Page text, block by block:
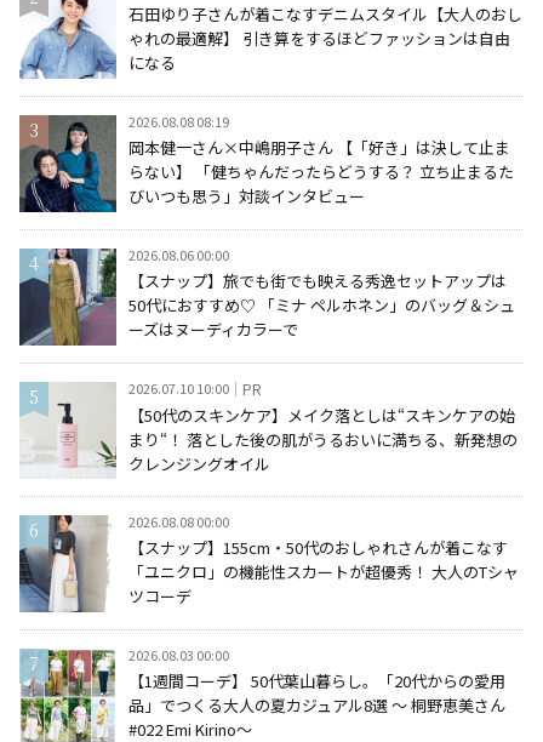
石田ゆり子さんが着こなすデニムスタイル【大人のおし
ゃれの最適解】 引き算をするほどファッションは自由
になる
2026.08.08 08:19
岡本健一さん×中嶋朋子さん 【「好き」は決して止ま
らない】 「健ちゃんだったらどうする？ 立ち止まるた
びいつも思う」対談インタビュー
2026.08.06 00:00
【スナップ】旅でも街でも映える秀逸セットアップは
50代におすすめ♡ 「ミナ ペルホネン」のバッグ＆シュ
ーズはヌーディカラーで
2026.07.10 10:00 PR
【50代のスキンケア】メイク落としは“スキンケアの始
まり“！ 落とした後の肌がうるおいに満ちる、新発想の
クレンジングオイル
2026.08.08 00:00
【スナップ】155cm・50代のおしゃれさんが着こなす
「ユニクロ」の機能性スカートが超優秀！ 大人のTシャ
ツコーデ
2026.08.03 00:00
【1週間コーデ】 50代葉山暮らし。「20代からの愛用
品」でつくる大人の夏カジュアル8選 ～ 桐野恵美さん
#022 Emi Kirino～